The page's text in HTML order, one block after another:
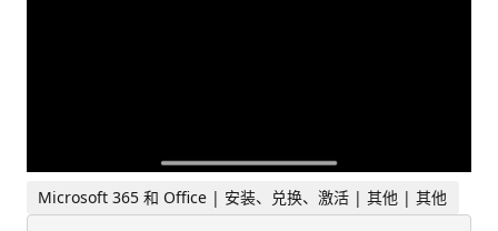
Microsoft 365 和 Office | 安装、兑换、激活 | 其他 | 其他